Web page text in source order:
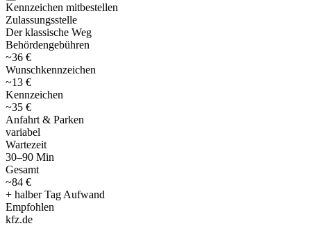
Kennzeichen mitbestellen
Zulassungsstelle
Der klassische Weg
Behördengebühren
~36 €
Wunschkennzeichen
~13 €
Kennzeichen
~35 €
Anfahrt & Parken
variabel
Wartezeit
30–90 Min
Gesamt
~84 €
+ halber Tag Aufwand
Empfohlen
kfz.de